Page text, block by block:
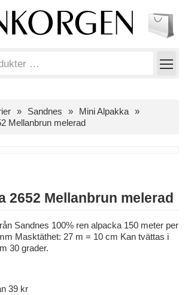
Sandnes
Mini Alpakka
Mellanbrun melerad
2652 Mellanbrun melerad
Sandnes 100% ren alpacka 150 meter per
Masktäthet: 27 m = 10 cm Kan tvättas i
30 grader.
39 kr